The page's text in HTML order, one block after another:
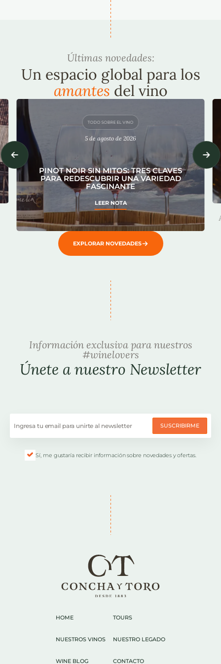
Últimas novedades:
Un espacio global para los
amantes del vino
TODO SOBRE EL VINO
5 de agosto de 2026
PINOT NOIR SIN MITOS: TRES CLAVES
PARA REDESCUBRIR UNA VARIEDAD
FASCINANTE
LEER NOTA
EXPLORAR NOVEDADES
Información exclusiva para nuestros
#winelovers
Únete a nuestro Newsletter
SUSCRIBIRME
Sí, me gustaría recibir información sobre novedades y ofertas.
HOME TOURS
NUESTROS VINOS NUESTRO LEGADO
WINE BLOG CONTACTO